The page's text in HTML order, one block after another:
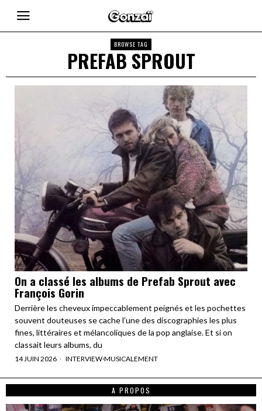
BROWSE TAG
PREFAB SPROUT
On a classé les albums de Prefab Sprout avec
François Gorin
Derrière les cheveux impeccablement peignés et les pochettes
souvent douteuses se cache l’une des discographies les plus
fines, littéraires et mélancoliques de la pop anglaise. Et si on
classait leurs albums, du
14 JUIN 2026 INTERVIEW·MUSICALEMENT
A PROPOS